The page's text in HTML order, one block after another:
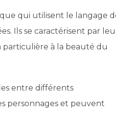
qui utilisent le langage
Ils se caractérisent par
particulière à la beauté du
entre différents
personnages et peuvent